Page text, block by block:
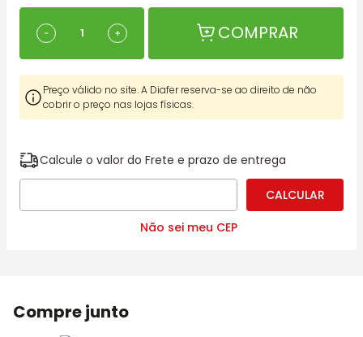
＋
－ COMPRAR
Preço válido no site. A Diafer reserva-se ao direito de não
cobrir o preço nas lojas físicas.
Calcule o valor do Frete e prazo de entrega
Não sei meu CEP
Compre junto